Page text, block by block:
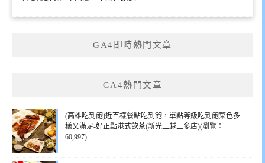
GA4即時熱門文章
GA4熱門文章
(高雄吃到飽)近百樣餐點吃到飽，單點等級吃到飽菜色多
樣又滿足-好正點港式飲茶(新光三越三多店)(瀏覽：
60,997)